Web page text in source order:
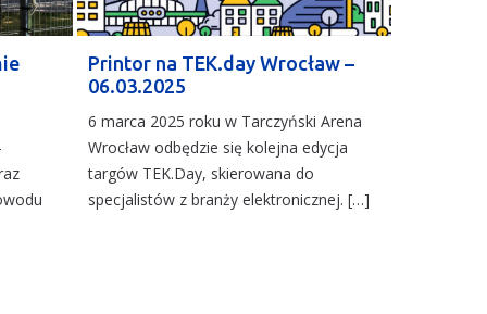
Printor na TEK.day Wrocław –
06.03.2025
6 marca 2025 roku w Tarczyński Arena
Wrocław odbędzie się kolejna edycja
targów TEK.Day, skierowana do
specjalistów z branży elektronicznej. […]